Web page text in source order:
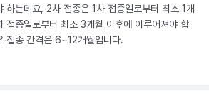
하는데요, 2차 접종은 1차 접종일로부터 최소 1개
접종일로부터 최소 3개월 이후에 이루어져야 합
접종 간격은 6~12개월입니다.